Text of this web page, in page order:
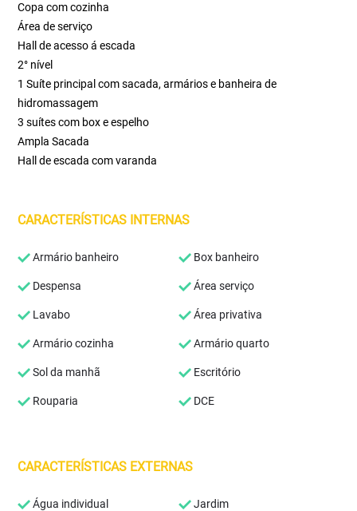
Copa com cozinha
Área de serviço
Hall de acesso á escada
2° nível
1 Suíte principal com sacada, armários e banheira de
hidromassagem
3 suítes com box e espelho
Ampla Sacada
Hall de escada com varanda
CARACTERÍSTICAS INTERNAS
Armário banheiro Box banheiro
Despensa Área serviço
Lavabo Área privativa
Armário cozinha Armário quarto
Sol da manhã Escritório
Rouparia DCE
CARACTERÍSTICAS EXTERNAS
Água individual Jardim